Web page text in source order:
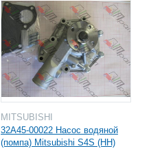
MITSUBISHI
32A45-00022 Насос водяной
(помпа) Mitsubishi S4S (HH)